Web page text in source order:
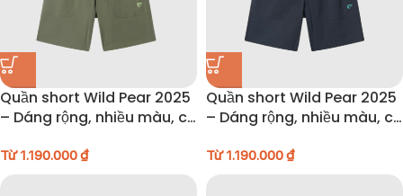
Quần short Wild Pear 2025
– Dáng rộng, nhiều màu, có
Từ1.190.000₫
Quần short Wild Pear 2025
– Dáng rộng, nhiều màu, có
Từ1.190.000₫